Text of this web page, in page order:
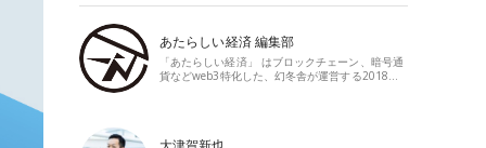
あたらしい経済 編集部
「あたらしい経済」 はブロックチェーン、暗号通
貨などweb3特化した、幻冬舎が運営する2018…